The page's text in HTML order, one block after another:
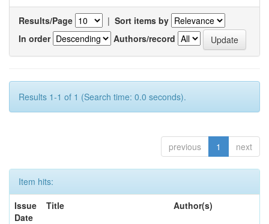
Results/Page | Sort items by
In order
Authors/record
Results 1-1 of 1 (Search time: 0.0 seconds).
previous 1 next
Item hits:
Issue
Date
Title Author(s)